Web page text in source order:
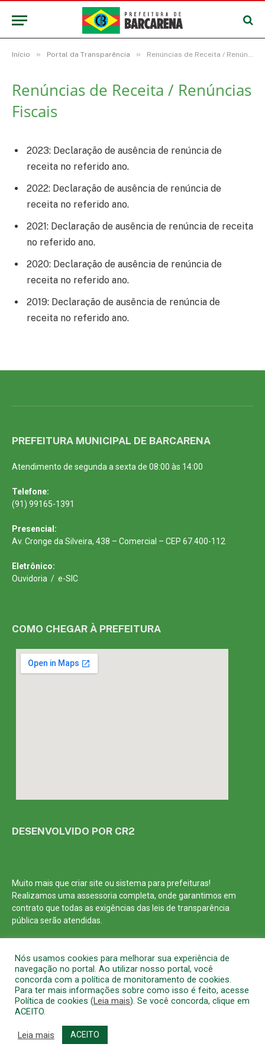
Início » Portal da Transparência » Renúncias de Receita / Renúncias Fiscais
Renúncias de Receita / Renúncias
Fiscais
2023: Declaração de ausência de renúncia de
receita no referido ano.
2022: Declaração de ausência de renúncia de
receita no referido ano.
2021: Declaração de ausência de renúncia de receita
no referido ano.
2020: Declaração de ausência de renúncia de
receita no referido ano.
2019: Declaração de ausência de renúncia de
receita no referido ano.
PREFEITURA MUNICIPAL DE BARCARENA
Atendimento de segunda a sexta de 08:00 às 14:00
Telefone:
(91) 99165-1391
Presencial:
Av. Cronge da Silveira, 438 – Comercial – CEP 67.400-112
Eletrônico:
Ouvidoria / e-SIC
COMO CHEGAR À PREFEITURA
DESENVOLVIDO POR CR2
Muito mais que criar site ou sistema para prefeituras!
Realizamos uma assessoria completa, onde garantimos em
contrato que todas as exigências das leis de transparência
pública serão atendidas.
Todos os direitos reservados a Prefeitura Municipal de Barcarena
Acessar Área Administrativa
Nós usamos cookies para melhorar sua experiência de
navegação no portal. Ao utilizar nosso portal, você
concorda com a política de monitoramento de cookies.
Para ter mais informações sobre como isso é feito, acesse
Política de cookies (Leia mais). Se você concorda, clique em
ACEITO.
Leia mais ACEITO